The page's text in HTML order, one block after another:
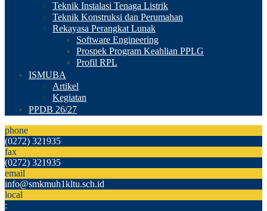
Teknik Instalasi Tenaga Listrik
Teknik Konstruksi dan Perumahan
Rekayasa Perangkat Lunak
Software Engineering
Prospek Program Keahlian PPLG
Profil RPL
ISMUBA
Artikel
Kegiatan
PPDB 26/27
phone
(0272) 321935
fax
(0272) 321935
email
info@smkmuh1kltu.sch.id
local
: